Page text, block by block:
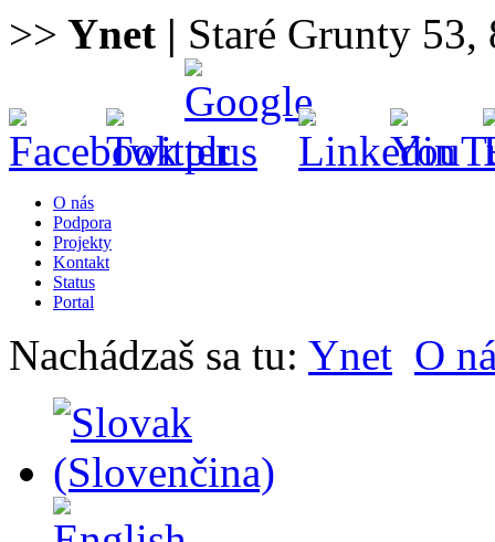
>> Ynet | Staré Grunty
O nás
Podpora
Projekty
Kontakt
Status
Portal
Nachádzaš sa tu: Ynet O